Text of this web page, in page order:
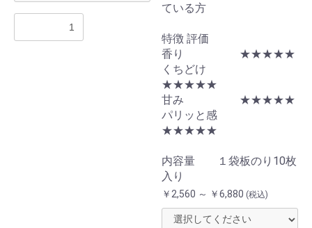
ている方
特徴 評価
香り ★★★★★
くちどけ
★★★★★
甘み ★★★★★
パリッと感
★★★★★
内容量 １袋板のり10枚
入り
￥2,560 ～ ￥6,880 (税込)